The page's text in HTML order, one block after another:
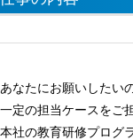
あなたにお願いしたい
一定の担当ケースをご
本社の教育研修プログ